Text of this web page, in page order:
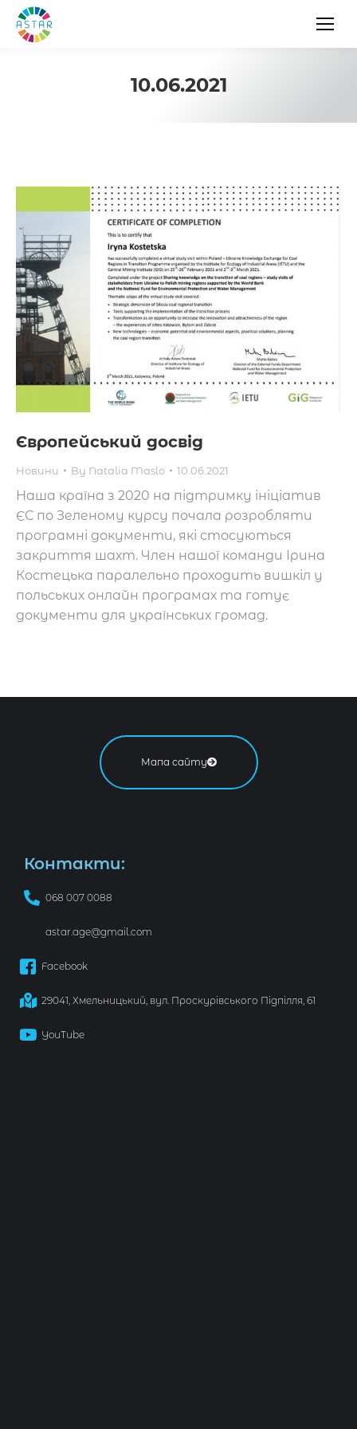
10.06.2021
Європейський досвід
Новини By Natalia Maslo 10.06.2021
Наша країна з 2020 на підтримку ініціатив
ЄС по Зеленому курсу почала розробляти
програмні документи, які стосуються
закриття шахт. Член нашої команди Ірина
Костецька паралельно проходить вишкіл у
польських онлайн програмах та готує
документи для українських громад.
Мапа сайту
Контакти:
068 007 0088
astar.age@gmail.com
Facebook
29041, Хмельницький, вул. Проскурівського Підпілля, 61
YouTube